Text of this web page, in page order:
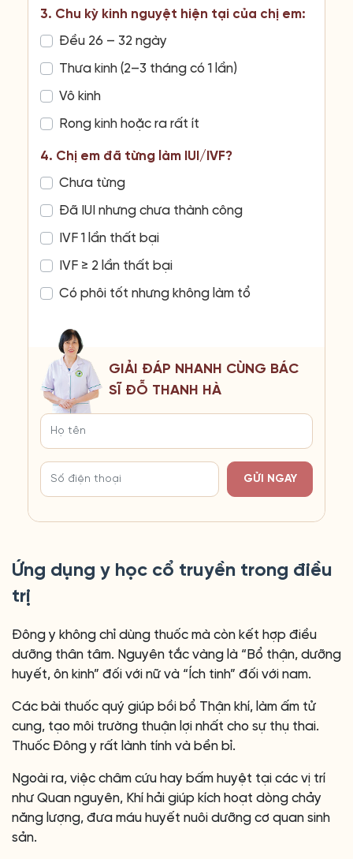
3. Chu kỳ kinh nguyệt hiện tại của chị em:
Đều 26 – 32 ngày
Thưa kinh (2–3 tháng có 1 lần)
Vô kinh
Rong kinh hoặc ra rất ít
4. Chị em đã từng làm IUI/IVF?
Chưa từng
Đã IUI nhưng chưa thành công
IVF 1 lần thất bại
IVF ≥ 2 lần thất bại
Có phôi tốt nhưng không làm tổ
GIẢI ĐÁP NHANH CÙNG BÁC
SĨ ĐỖ THANH HÀ
GỬI NGAY
Ứng dụng y học cổ truyền trong điều
trị
Đông y không chỉ dùng thuốc mà còn kết hợp điều
dưỡng thân tâm. Nguyên tắc vàng là “Bổ thận, dưỡng
huyết, ôn kinh” đối với nữ và “Ích tinh” đối với nam.
Các bài thuốc quý giúp bồi bổ Thận khí, làm ấm tử
cung, tạo môi trường thuận lợi nhất cho sự thụ thai.
Thuốc Đông y rất lành tính và bền bỉ.
Ngoài ra, việc châm cứu hay bấm huyệt tại các vị trí
như Quan nguyên, Khí hải giúp kích hoạt dòng chảy
năng lượng, đưa máu huyết nuôi dưỡng cơ quan sinh
sản.